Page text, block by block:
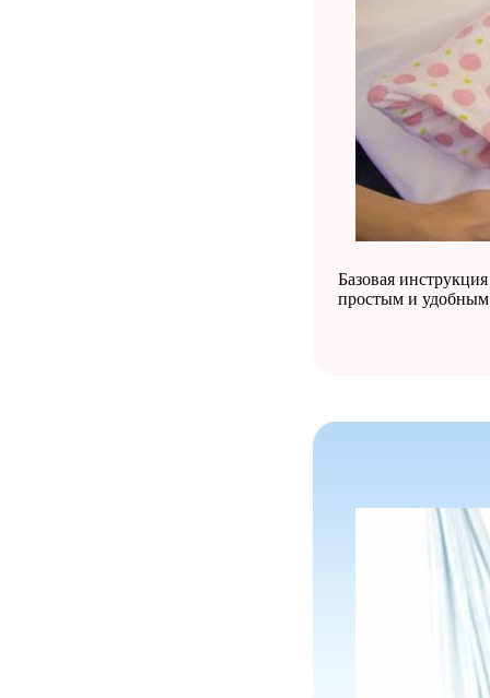
Базовая
простым и удобным